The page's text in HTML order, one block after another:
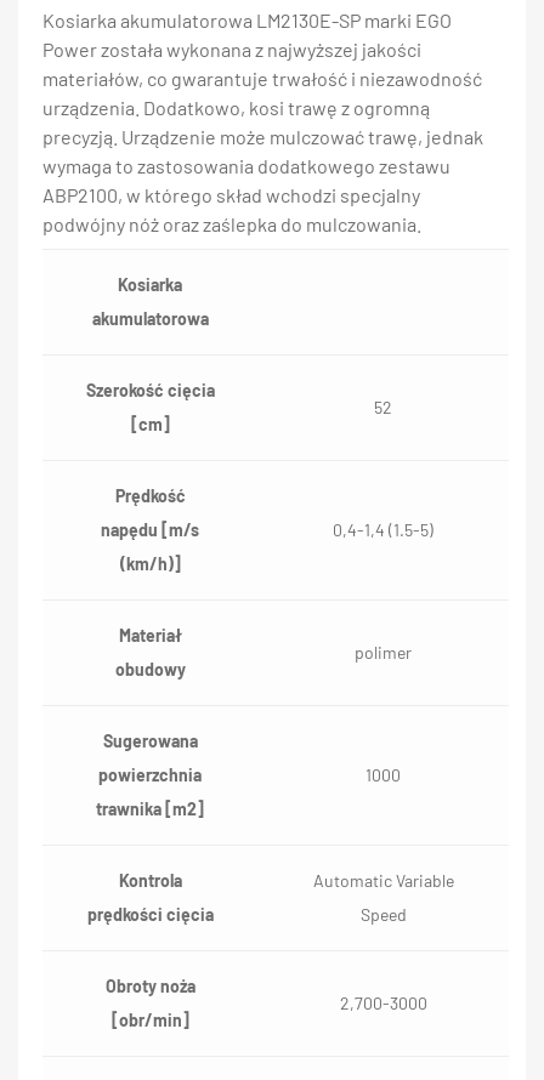
Kosiarka akumulatorowa LM2130E-SP marki EGO
Power została wykonana z najwyższej jakości
materiałów, co gwarantuje trwałość i niezawodność
urządzenia. Dodatkowo, kosi trawę z ogromną
precyzją. Urządzenie może mulczować trawę, jednak
wymaga to zastosowania dodatkowego zestawu
ABP2100, w którego skład wchodzi specjalny
podwójny nóż oraz zaślepka do mulczowania.
Kosiarka
akumulatorowa
Szerokość cięcia
[cm]
52
Prędkość
napędu [m/s
(km/h)]
0,4-1,4 (1.5-5)
Materiał
obudowy
polimer
Sugerowana
powierzchnia
trawnika [m2]
1000
Kontrola
prędkości cięcia
Automatic Variable
Speed
Obroty noża
[obr/min]
2,700-3000